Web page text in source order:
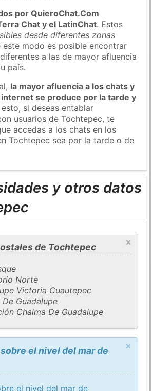
por QuieroChat.Com
Chat y el LatinChat. Estos
desde diferentes zonas
este modo es posible encontrar
a las de mayor afluencia
país.
la mayor afluencia a los chats y
se produce por la tarde y
si deseas entablar
usuarios de Tochtepec, te
accedas a los chats en los
Tochtepec sea por la tarde o de
y otros datos
×
de Tochtepec
Norte
Victoria Cuautepec
De Guadalupe
Chalma De Guadalupe
×
el nivel del mar de
el nivel del mar de